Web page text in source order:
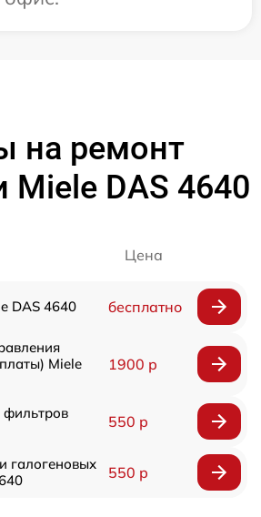
на ремонт
DAS 4640
Цена
DAS 4640 бесплатно
Miele
1900 р
550 р
галогеновых
550 р